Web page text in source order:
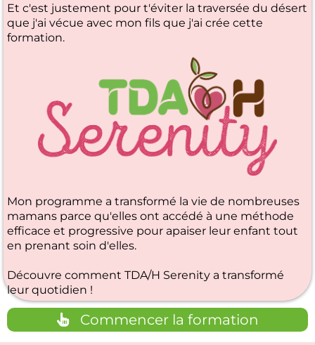
Et c'est justement pour t'éviter la traversée du désert
que j'ai vécue avec mon fils que j'ai crée cette
formation.
Mon programme a transformé la vie de nombreuses
mamans parce qu'elles ont accédé à une méthode
efficace et progressive pour apaiser leur enfant tout
en prenant soin d'elles.
Découvre comment TDA/H Serenity a transformé
leur quotidien !
Commencer la formation